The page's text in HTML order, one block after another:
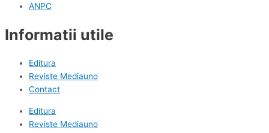
ANPC
Informatii utile
Editura
Reviste Mediauno
Contact
Editura
Reviste Mediauno